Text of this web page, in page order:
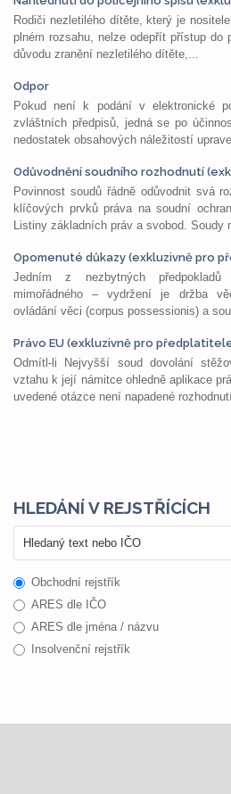
Rodiči nezletilého dítěte, který je
plném rozsahu, nelze odepřít přístup do
důvodu zranění nezletilého dítěte,...
Odpor
Pokud není k podání v elektronické
zvláštních předpisů, jedná se po
nedostatek obsahových náležitostí
Odůvodnění soudního rozhodnutí
Povinnost soudů řádně odůvodnit svá
klíčových prvků práva na soudní
Listiny základních práv a svobod. Soudy
Opomenuté důkazy (exkluzivně pro
Jedním z nezbytných
mimořádného – vydržení je držba
ovládání věci (corpus possessionis) a
Právo EU (exkluzivně pro
Odmítl-li Nejvyšší soud dovolání
vztahu k její námitce ohledně aplikace
uvedené otázce není napadené
HLEDÁNÍ V REJSTŘÍCÍCH
Obchodní rejstřík
ARES dle IČO
ARES dle jména / názvu
Insolvenční rejstřík